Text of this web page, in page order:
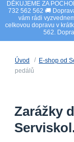
DĚKUJEME ZA
732 562 562 🚚
vám rádi
celkovou dopravu v
562.
Úvod E-shop od
pedálů
Zarážky